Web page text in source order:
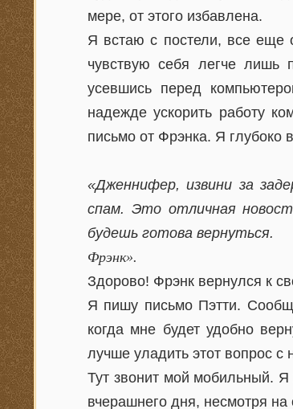
мере, от этого избавлена.
Я встаю с постели, все еще
чувствую себя легче лишь
усевшись перед
надежде ускорить работу
письмо от Фрэнка. Я глубоко
«Дженнифер, извини за
спам. Это отличная
будешь готова вернуться.
Фрэнк».
Здорово! Фрэнк вернулся к
Я пишу письмо Пэтти.
когда мне будет удобно
лучше уладить этот вопрос с
Тут звонит мой мобильный.
вчерашнего дня, несмотря